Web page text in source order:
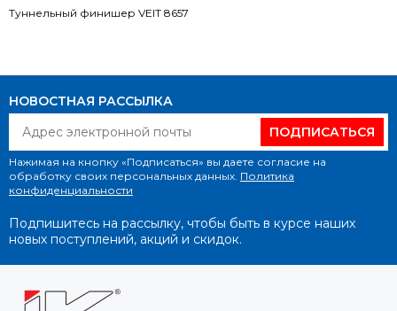
Туннельный финишер VEIT 8657
НОВОСТНАЯ РАССЫЛКА
ПОДПИСАТЬСЯ
Нажимая на кнопку «Подписаться» вы даете согласие на
обработку своих персональных данных. Политика
конфиденциальности
Подпишитесь на рассылку, чтобы быть в курсе наших
новых поступлений, акций и скидок.